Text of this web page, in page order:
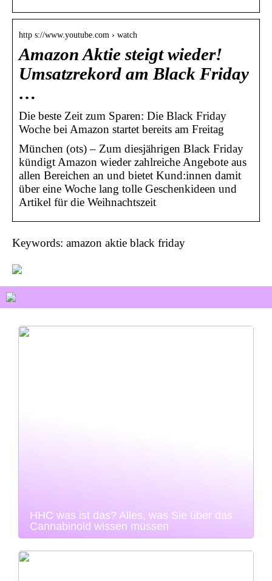
http s://www.youtube.com › watch
Amazon Aktie steigt wieder!
Umsatzrekord am Black Friday
…
Die beste Zeit zum Sparen: Die Black Friday
Woche bei Amazon startet bereits am Freitag
München (ots) – Zum diesjährigen Black Friday
kündigt Amazon wieder zahlreiche Angebote aus
allen Bereichen an und bietet Kund:innen damit
über eine Woche lang tolle Geschenkideen und
Artikel für die Weihnachtszeit
Keywords: amazon aktie black friday
HHC was ist das? Alles, was Sie über das
Cannabinoid wissen müssen